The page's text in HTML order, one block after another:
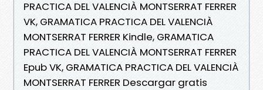
PRACTICA DEL VALENCIÀ MONTSERRAT FERRER
VK, GRAMATICA PRACTICA DEL VALENCIÀ
MONTSERRAT FERRER Kindle, GRAMATICA
PRACTICA DEL VALENCIÀ MONTSERRAT FERRER
Epub VK, GRAMATICA PRACTICA DEL VALENCIÀ
MONTSERRAT FERRER Descargar gratis